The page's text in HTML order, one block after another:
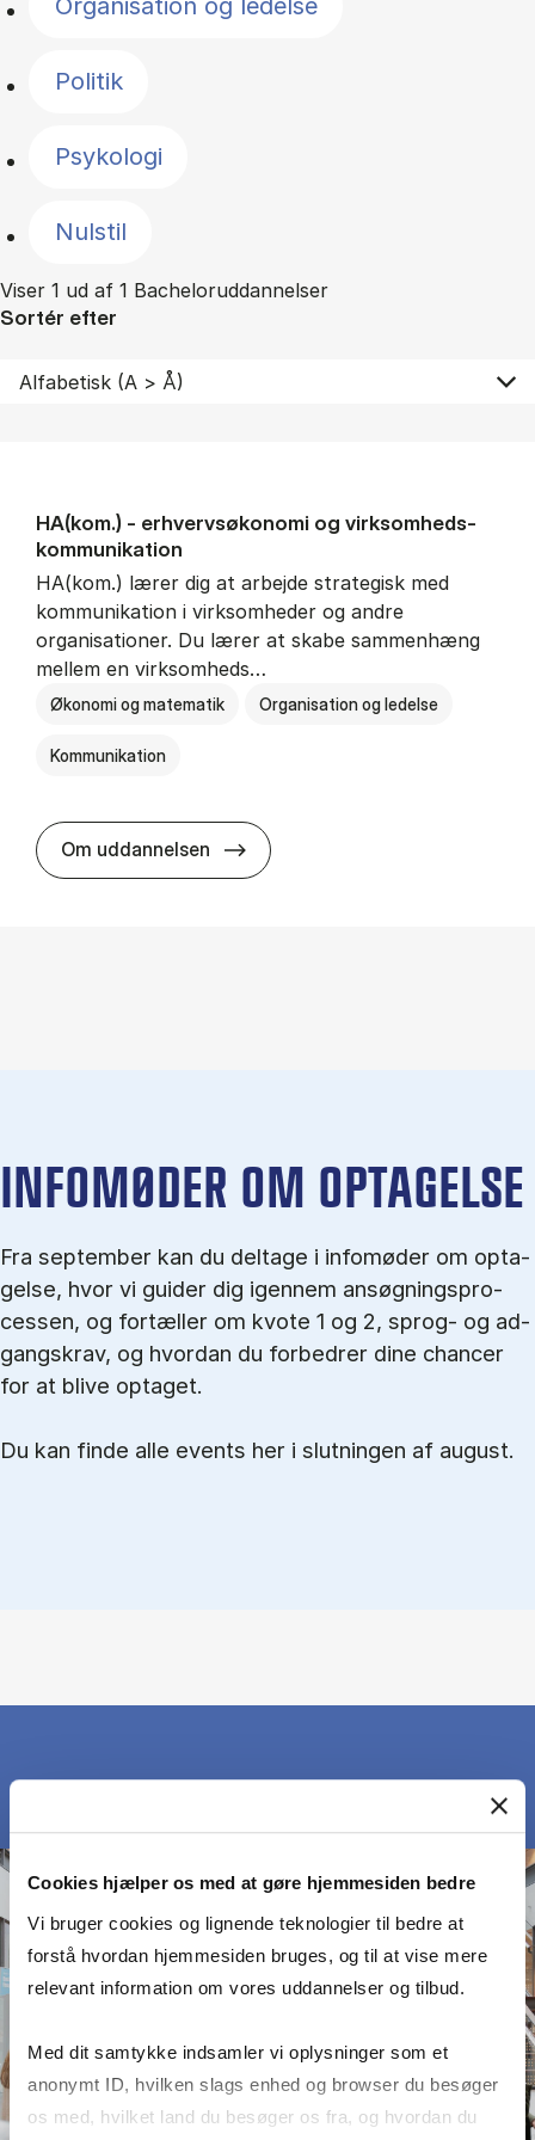
Cookies hjælper os med at gøre hjemmesiden bedre
Vi bruger cookies og lignende teknologier til bedre at
forstå hvordan hjemmesiden bruges, og til at vise mere
relevant information om vores uddannelser og tilbud.
Med dit samtykke indsamler vi oplysninger som et
anonymt ID, hvilken slags enhed og browser du besøger
os med, hvilket land du besøger os fra, og hvordan du
Organisation og ledelse
Politik
Psykologi
Nulstil
Viser 1 ud af 1 Bacheloruddannelser
Sortér efter
HA(kom.) - erhvervs­økonomi og virksomheds­
kommunikation
HA(kom.) lærer dig at arbejde strategisk med
kommunikation i virksomheder og andre
organisationer. Du lærer at skabe sammenhæng
mellem en virksomheds…
Økonomi og matematik Organisation og ledelse
Kommunikation
Om uddannelsen HA(kom.) - erhvervs­økonomi
IN­FO­MØ­DER OM OP­TA­GEL­SE
Fra september kan du del­tage i in­fo­mø­der om op­ta­
gel­se, hvor vi gu­i­der dig igen­nem an­søg­nings­pro­
ces­sen, og for­tæl­ler om kvo­te 1 og 2, sprog- og ad­
gangs­krav, og hvordan du forbedrer dine chancer
for at blive optaget.
Du kan finde alle events her i slutningen af august.